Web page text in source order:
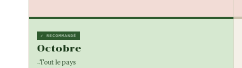
✓ RECOMMANDÉ
Octobre
Tout le pays